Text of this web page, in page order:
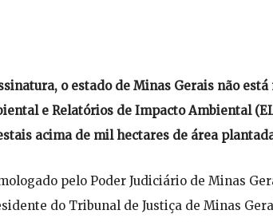
o estado de Minas Gerais não
e Relatórios de Impacto Ambiental
acima de mil hectares de área
pelo Poder Judiciário de Minas
do Tribunal de Justiça de Minas